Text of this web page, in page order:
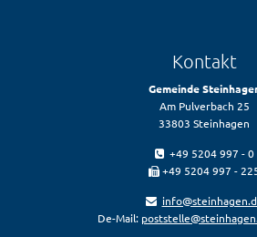
Kontakt
Gemeinde
Am Pulverbach 25
33803 Steinhagen
+49 5204 997 - 0
+49 5204 997 -
De-Mail: